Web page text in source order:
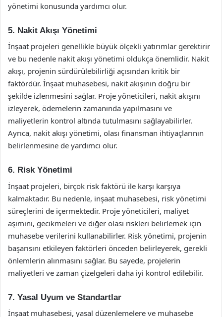
yönetimi konusunda yardımcı olur.
5. Nakit Akışı Yönetimi
İnşaat projeleri genellikle büyük ölçekli yatırımlar gerektirir
ve bu nedenle nakit akışı yönetimi oldukça önemlidir. Nakit
akışı, projenin sürdürülebilirliği açısından kritik bir
faktördür. İnşaat muhasebesi, nakit akışının doğru bir
şekilde izlenmesini sağlar. Proje yöneticileri, nakit akışını
izleyerek, ödemelerin zamanında yapılmasını ve
maliyetlerin kontrol altında tutulmasını sağlayabilirler.
Ayrıca, nakit akışı yönetimi, olası finansman ihtiyaçlarının
belirlenmesine de yardımcı olur.
6. Risk Yönetimi
İnşaat projeleri, birçok risk faktörü ile karşı karşıya
kalmaktadır. Bu nedenle, inşaat muhasebesi, risk yönetimi
süreçlerini de içermektedir. Proje yöneticileri, maliyet
aşımını, gecikmeleri ve diğer olası riskleri belirlemek için
muhasebe verilerini kullanabilirler. Risk yönetimi, projenin
başarısını etkileyen faktörleri önceden belirleyerek, gerekli
önlemlerin alınmasını sağlar. Bu sayede, projelerin
maliyetleri ve zaman çizelgeleri daha iyi kontrol edilebilir.
7. Yasal Uyum ve Standartlar
İnşaat muhasebesi, yasal düzenlemelere ve muhasebe